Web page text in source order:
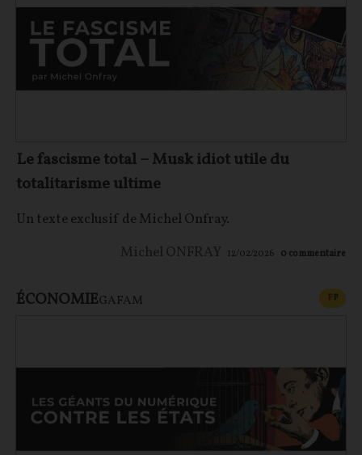
Le fascisme total – Musk idiot utile du
totalitarisme ultime
Un texte exclusif de Michel Onfray.
Michel ONFRAY 12/02/2026 0 commentaire
ÉCONOMIEGAFAM FP